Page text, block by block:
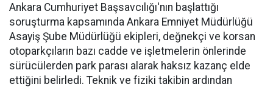
Ankara Cumhuriyet Başsavcılığı'nın başlattığı
soruşturma kapsamında Ankara Emniyet Müdürlüğü
Asayiş Şube Müdürlüğü ekipleri, değnekçi ve korsan
otoparkçıların bazı cadde ve işletmelerin önlerinde
sürücülerden park parası alarak haksız kazanç elde
ettiğini belirledi. Teknik ve fiziki takibin ardından